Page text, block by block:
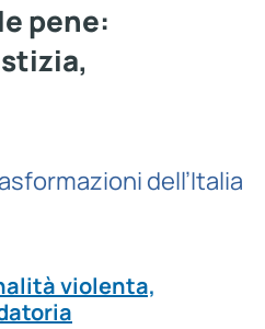
pene:
dell’Italia
violenta,